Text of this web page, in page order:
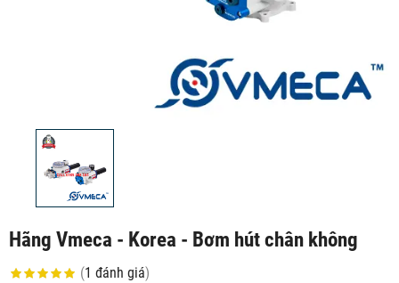
Hãng Vmeca - Korea - Bơm hút chân không
(1 đánh giá)